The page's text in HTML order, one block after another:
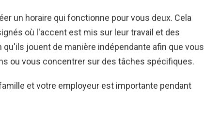
un horaire qui fonctionne pour vous deux. Cela
où l'accent est mis sur leur travail et des
jouent de manière indépendante afin que vous
ou vous concentrer sur des tâches spécifiques.
et votre employeur est importante pendant